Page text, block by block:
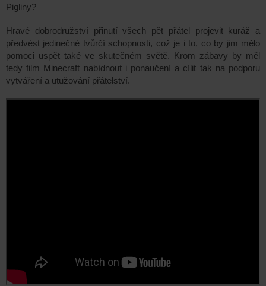
Pigliny?
Hravé dobrodružství přinutí všech pět přátel projevit kuráž a
předvést jedinečné tvůrčí schopnosti, což je i to, co by jim mělo
pomoci uspět také ve skutečném světě. Krom zábavy by měl
tedy film Minecraft nabídnout i ponaučení a cílit tak na podporu
vytváření a utužování přátelství.